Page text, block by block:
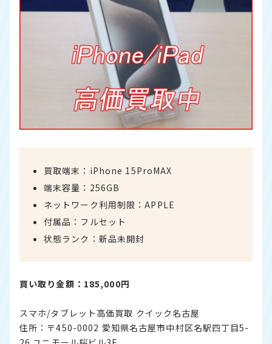
買取端末：iPhone 15ProMAX
端末容量：256GB
ネットワーク利用制限：APPLE
付属品：フルセット
状態ランク：新品未開封
買い取り金額：185,000円
スマホ/タブレット高価買取 クイック名古屋
住所：〒450-0002 愛知県名古屋市中村区名駅四丁目5-